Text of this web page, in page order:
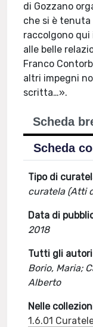
di Gozzano
che si è tenuta
raccolgono
alle belle
Franco
altri impegni
scritta…».
Scheda
Scheda
Tipo di
curatela (Atti
Data di
2018
Tutti gli autori
Borio, Maria;
Alberto
Nelle
1.6.01